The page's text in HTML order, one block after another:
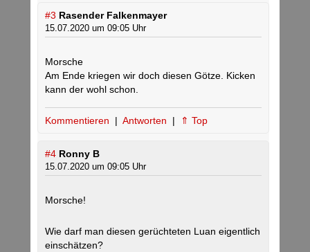
#3 Rasender Falkenmayer
15.07.2020 um 09:05 Uhr
Morsche
Am Ende kriegen wir doch diesen Götze. Kicken
kann der wohl schon.
Kommentieren | Antworten | ⇑ Top
#4 Ronny B
15.07.2020 um 09:05 Uhr
Morsche!
Wie darf man diesen gerüchteten Luan eigentlich
einschätzen?